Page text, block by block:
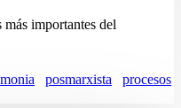
importantes del
posmarxista
procesos